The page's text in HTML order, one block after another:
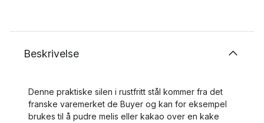
Beskrivelse
Denne praktiske silen i rustfritt stål kommer fra det
franske varemerket de Buyer og kan for eksempel
brukes til å pudre melis eller kakao over en kake